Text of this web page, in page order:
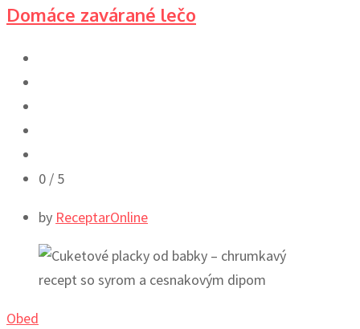
Domáce zavárané lečo
0 / 5
by ReceptarOnline
Obed